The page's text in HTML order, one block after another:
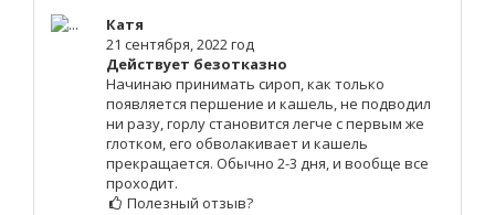
Катя
21 сентября, 2022 год
Действует безотказно
Начинаю принимать сироп, как только
появляется першение и кашель, не подводил
ни разу, горлу становится легче с первым же
глотком, его обволакивает и кашель
прекращается. Обычно 2-3 дня, и вообще все
проходит.
Полезный отзыв?